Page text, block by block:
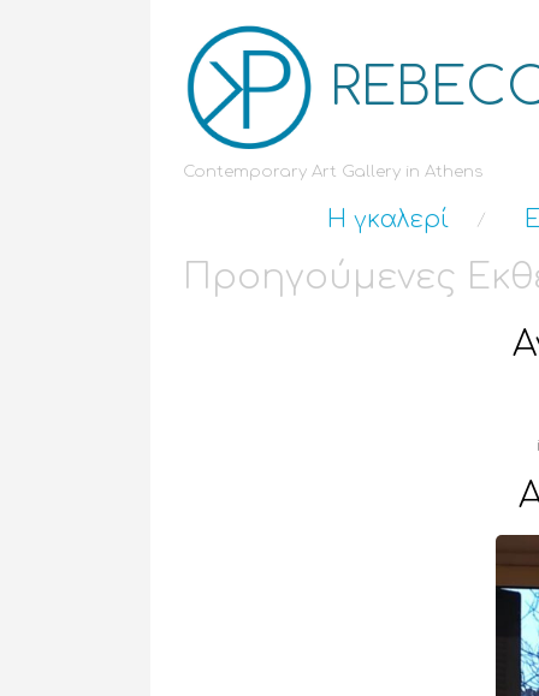
Contemporary Art Gallery in Athens
Η γκαλερί
Προηγούμενες